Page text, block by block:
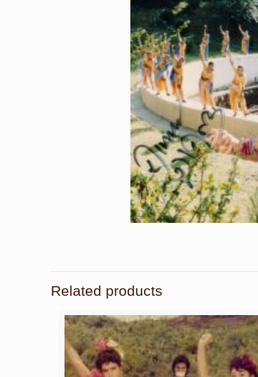
Related products